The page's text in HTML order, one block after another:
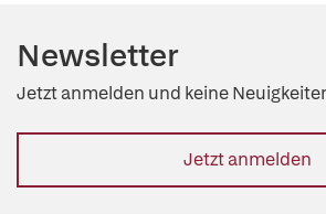
Newsletter
Jetzt anmelden und keine
Jetzt anmelden